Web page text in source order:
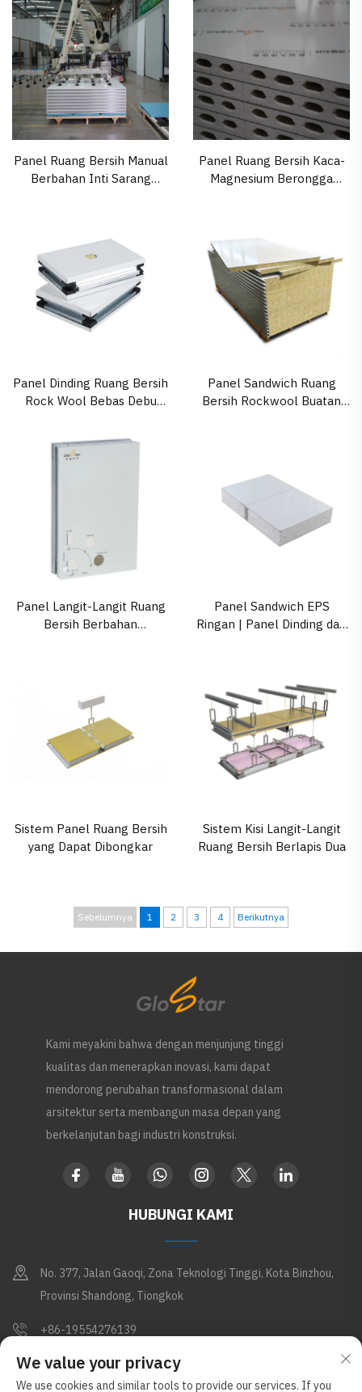
Profil Sudut ABS
Panel Ruang Bersih Manual
Berbahan Inti Sarang
Panel Ruang Bersih Kaca-
Magnesium Berongga
Panel Dinding Ruang Bersih
Rock Wool Bebas Debu
Panel Sandwich Ruang
Bersih Rockwool Buatan
Panel Langit-Langit Ruang
Bersih Berbahan
Kaki
Panel Sandwich EPS
Ringan | Panel Dinding dan
Makanan, dan Aplikasi
Industri
Sistem Panel Ruang Bersih
yang Dapat Dibongkar
Sistem Kisi Langit-Langit
Ruang Bersih Berlapis Dua
Sebelumnya 1 2 3 4 Berikutnya
Kami meyakini bahwa dengan menjunjung tinggi
kualitas dan menerapkan inovasi, kami dapat
mendorong perubahan transformasional dalam
arsitektur serta membangun masa depan yang
berkelanjutan bagi industri konstruksi.
HUBUNGI KAMI
No. 377, Jalan Gaoqi, Zona Teknologi Tinggi, Kota Binzhou,
Provinsi Shandong, Tiongkok
+86-19554276139
[email protected]
We value your privacy
We use cookies and similar tools to provide our services. If you